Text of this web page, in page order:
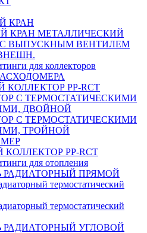
КРАН
КРАН МЕТАЛЛИЧЕСКИЙ
ВЫПУСКНЫМ ВЕНТИЛЕМ
для коллекторов
PP-RCT
С ТЕРМОСТАТИЧЕСКИМИ
ДВОЙНОЙ
С ТЕРМОСТАТИЧЕСКИМИ
ТРОЙНОЙ
PP-RCT
для отопления
РАДИАТОРНЫЙ ПРЯМОЙ
термостатический
термостатический
РАДИАТОРНЫЙ УГЛОВОЙ